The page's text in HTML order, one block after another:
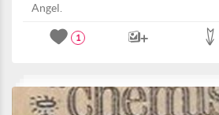
Angel.
1